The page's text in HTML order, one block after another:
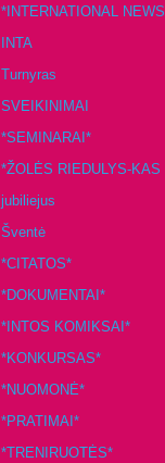
*INTERNATIONAL
INTA
Turnyras
SVEIKINIMAI
*SEMINARAI*
*ŽOLĖS RIEDULYS-KAS
jubiliejus
Šventė
*CITATOS*
*DOKUMENTAI*
*INTOS KOMIKSAI*
*KONKURSAS*
*NUOMONĖ*
*PRATIMAI*
*TRENIRUOTĖS*